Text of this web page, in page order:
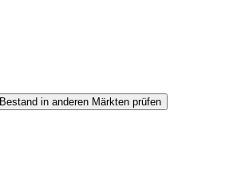
Bestand in anderen Märkten prüfen